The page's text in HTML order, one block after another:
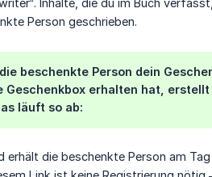
Inhalte, die du im Buch
Person geschrieben.
beschenkte Person dein
Geschenkbox erhalten hat,
läuft so ab:
erhält die beschenkte Person am